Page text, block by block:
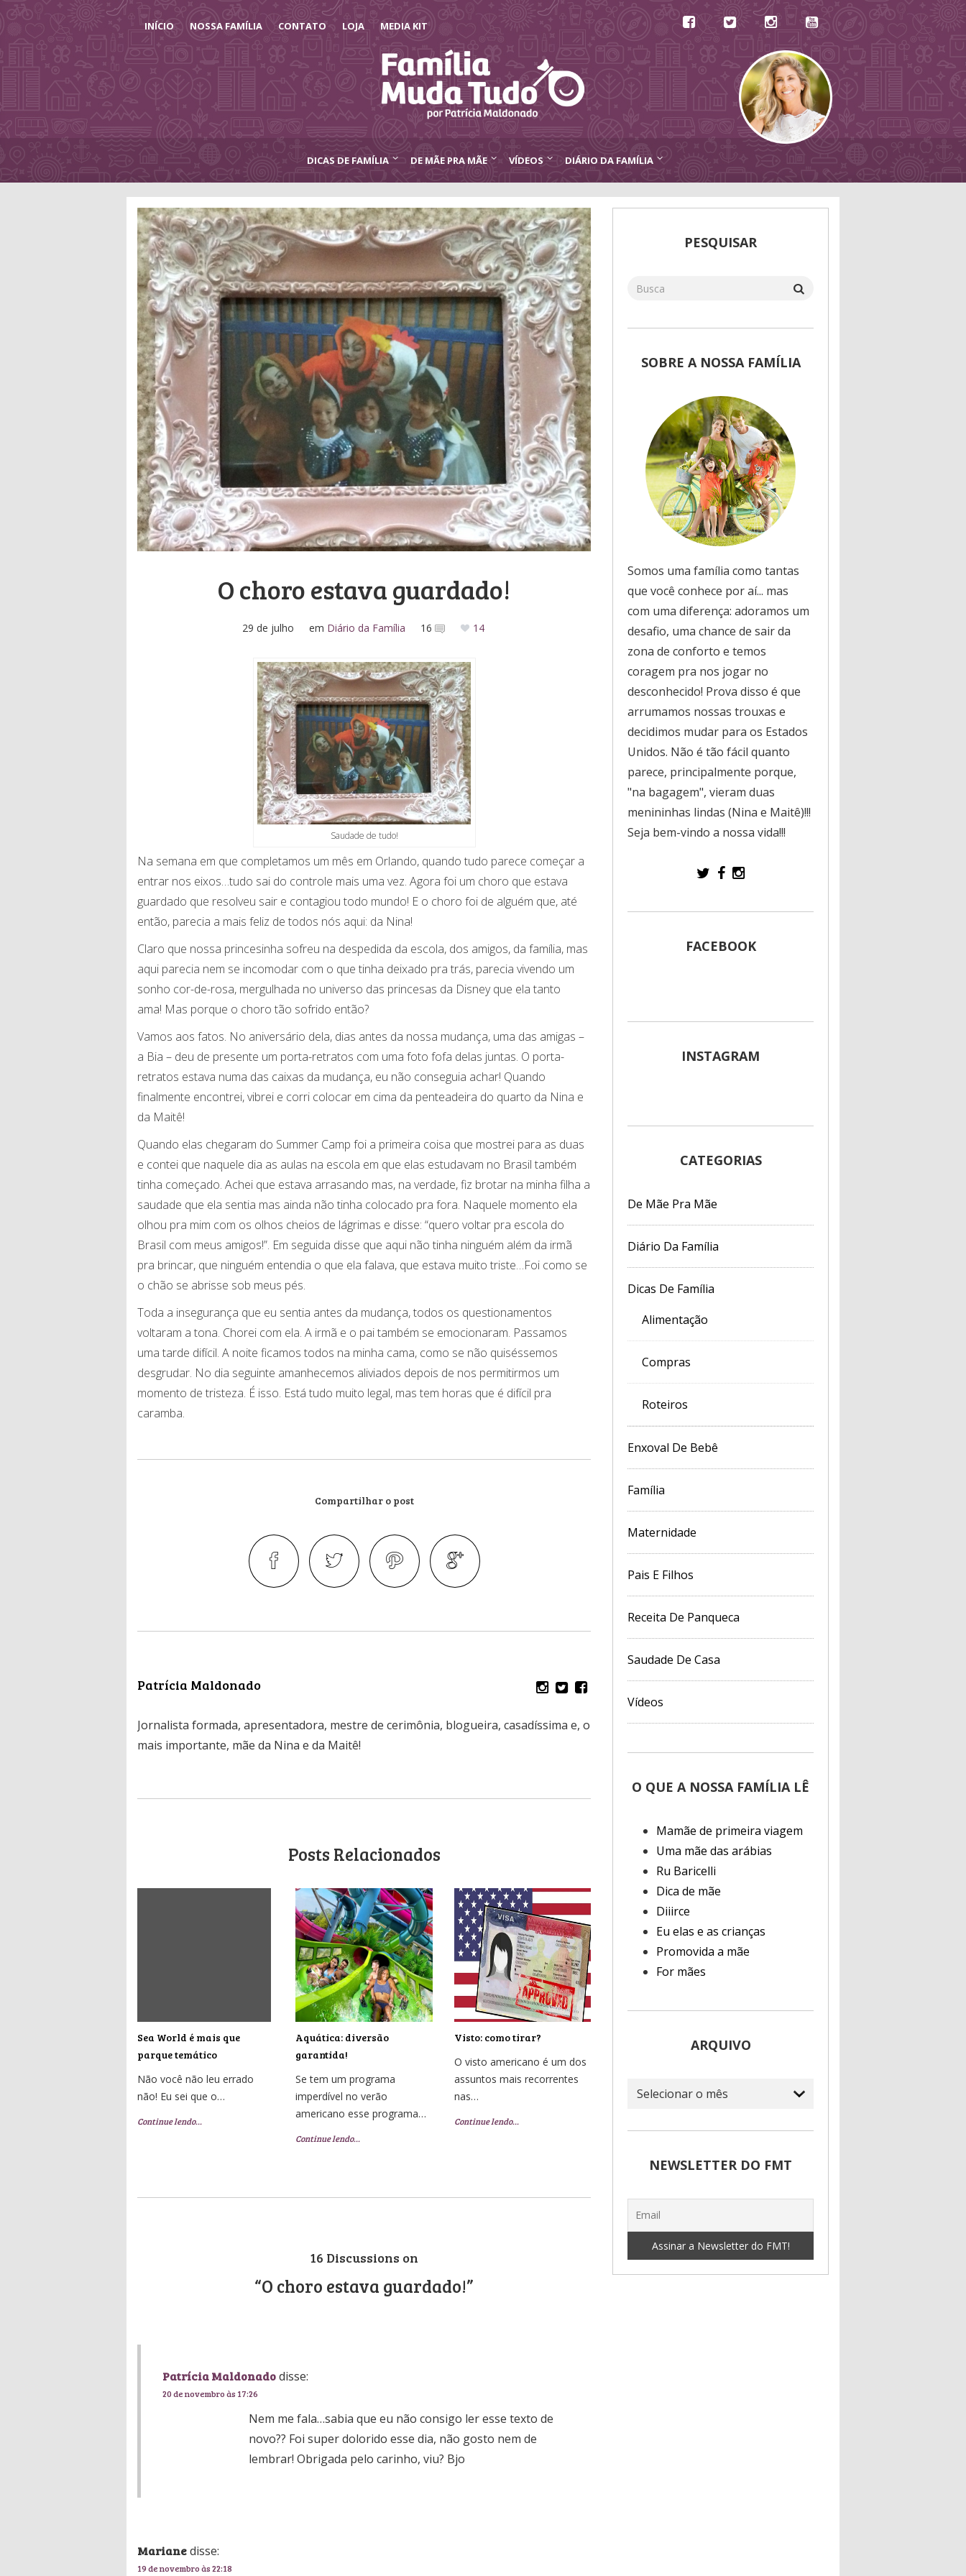
INÍCIO NOSSA FAMÍLIA CONTATO LOJA MEDIA KIT
DICAS DE FAMÍLIA DE MÃE PRA MÃE VÍDEOS DIÁRIO DA FAMÍLIA
O choro estava guardado!
29 de julho em Diário da Família 16 14
Saudade de tudo!
Na semana em que completamos um mês em Orlando, quando tudo parece começar a
entrar nos eixos…tudo sai do controle mais uma vez. Agora foi um choro que estava
guardado que resolveu sair e contagiou todo mundo! E o choro foi de alguém que, até
então, parecia a mais feliz de todos nós aqui: da Nina!
Claro que nossa princesinha sofreu na despedida da escola, dos amigos, da família, mas
aqui parecia nem se incomodar com o que tinha deixado pra trás, parecia vivendo um
sonho cor-de-rosa, mergulhada no universo das princesas da Disney que ela tanto
ama! Mas porque o choro tão sofrido então?
Vamos aos fatos. No aniversário dela, dias antes da nossa mudança, uma das amigas –
a Bia – deu de presente um porta-retratos com uma foto fofa delas juntas. O porta-
retratos estava numa das caixas da mudança, eu não conseguia achar! Quando
finalmente encontrei, vibrei e corri colocar em cima da penteadeira do quarto da Nina e
da Maitê!
Quando elas chegaram do Summer Camp foi a primeira coisa que mostrei para as duas
e contei que naquele dia as aulas na escola em que elas estudavam no Brasil também
tinha começado. Achei que estava arrasando mas, na verdade, fiz brotar na minha filha a
saudade que ela sentia mas ainda não tinha colocado pra fora. Naquele momento ela
olhou pra mim com os olhos cheios de lágrimas e disse: “quero voltar pra escola do
Brasil com meus amigos!”. Em seguida disse que aqui não tinha ninguém além da irmã
pra brincar, que ninguém entendia o que ela falava, que estava muito triste…Foi como se
o chão se abrisse sob meus pés.
Toda a insegurança que eu sentia antes da mudança, todos os questionamentos
voltaram a tona. Chorei com ela. A irmã e o pai também se emocionaram. Passamos
uma tarde difícil. A noite ficamos todos na minha cama, como se não quiséssemos
desgrudar. No dia seguinte amanhecemos aliviados depois de nos permitirmos um
momento de tristeza. É isso. Está tudo muito legal, mas tem horas que é difícil pra
caramba.
Compartilhar o post
Patrícia Maldonado
Jornalista formada, apresentadora, mestre de cerimônia, blogueira, casadíssima e, o
mais importante, mãe da Nina e da Maitê!
Posts Relacionados
Sea World é mais que
parque temático
Não você não leu errado
não! Eu sei que o…
Continue lendo…
Aquática: diversão
garantida!
Se tem um programa
imperdível no verão
americano esse programa…
Continue lendo…
Visto: como tirar?
O visto americano é um dos
assuntos mais recorrentes
nas…
Continue lendo…
16 Discussions on
“O choro estava guardado!”
Patrícia Maldonadodisse:
20 de novembro às 17:26
Nem me fala…sabia que eu não consigo ler esse texto de
novo?? Foi super dolorido esse dia, não gosto nem de
lembrar! Obrigada pelo carinho, viu? Bjo
Marianedisse:
19 de novembro às 22:18
PESQUISAR
SOBRE A NOSSA FAMÍLIA
Somos uma família como tantas
que você conhece por aí... mas
com uma diferença: adoramos um
desafio, uma chance de sair da
zona de conforto e temos
coragem pra nos jogar no
desconhecido! Prova disso é que
arrumamos nossas trouxas e
decidimos mudar para os Estados
Unidos. Não é tão fácil quanto
parece, principalmente porque,
"na bagagem", vieram duas
menininhas lindas (Nina e Maitê)!!!
Seja bem-vindo a nossa vida!!!
FACEBOOK
INSTAGRAM
CATEGORIAS
De Mãe Pra Mãe
Diário Da Família
Dicas De Família
Alimentação
Compras
Roteiros
Enxoval De Bebê
Família
Maternidade
Pais E Filhos
Receita De Panqueca
Saudade De Casa
Vídeos
O QUE A NOSSA FAMÍLIA LÊ
Mamãe de primeira viagem
Uma mãe das arábias
Ru Baricelli
Dica de mãe
Diiirce
Eu elas e as crianças
Promovida a mãe
For mães
ARQUIVO
Arquivo
NEWSLETTER DO FMT